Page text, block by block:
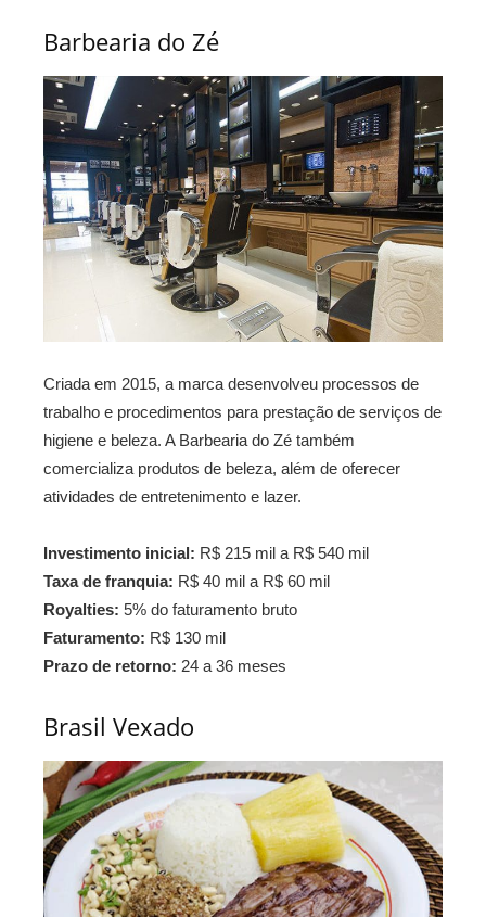
Barbearia do Zé
Criada em 2015, a marca desenvolveu processos de
trabalho e procedimentos para prestação de serviços de
higiene e beleza. A Barbearia do Zé também
comercializa produtos de beleza, além de oferecer
atividades de entretenimento e lazer.
Investimento inicial: R$ 215 mil a R$ 540 mil
Taxa de franquia: R$ 40 mil a R$ 60 mil
Royalties: 5% do faturamento bruto
Faturamento: R$ 130 mil
Prazo de retorno: 24 a 36 meses
Brasil Vexado